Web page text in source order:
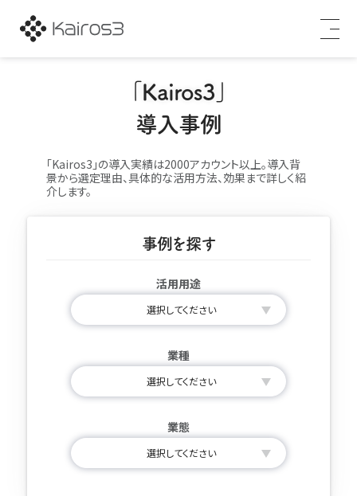
「Kairos3」
導入事例
「Kairos3」の導入実績は2000アカウント以上。導入背
景から選定理由、具体的な活用方法、効果まで詳しく紹
介します。
事例を探す
活用用途
業種
業態